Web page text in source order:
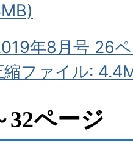
年8月号 26
ファイル:
32ページ